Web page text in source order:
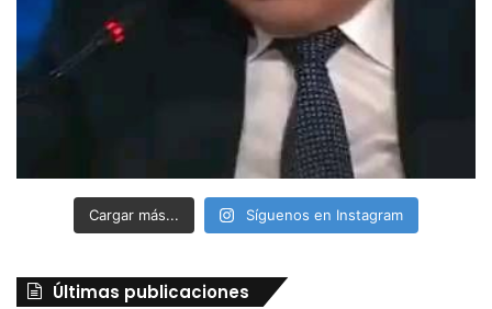
Cargar más... Síguenos en Instagram
Últimas publicaciones